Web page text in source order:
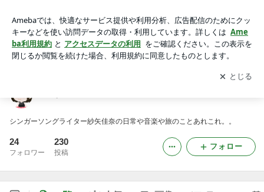
アプリをダウンロードして ブログの更新通知
を受け取りまし
ょう。
開く
シンガーソングライター紗矢佳奈の日常や音楽や旅のことあれこれ。。
24
フォロワー
230
投稿
フォロー